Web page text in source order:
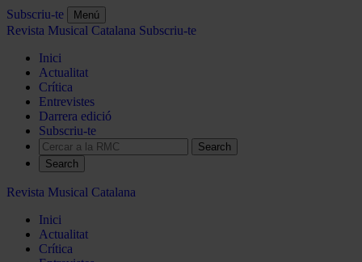
Subscriu-te Menú
Revista Musical Catalana Subscriu-te
Inici
Actualitat
Crítica
Entrevistes
Darrera edició
Subscriu-te
Search
Revista Musical Catalana
Inici
Actualitat
Crítica